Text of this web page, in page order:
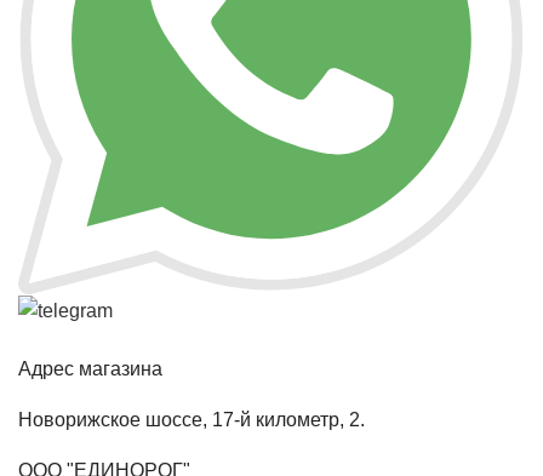
Адрес магазина
Новорижское шоссе, 17-й километр, 2.
ООО "ЕДИНОРОГ"